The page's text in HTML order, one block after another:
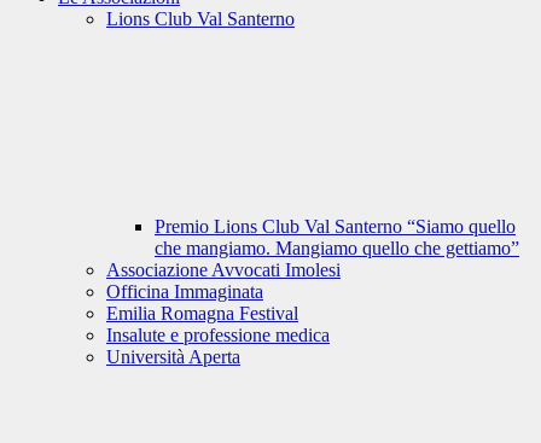
Lions Club Val Santerno
Premio Lions Club Val Santerno “Siamo quello
che mangiamo. Mangiamo quello che gettiamo”
Associazione Avvocati Imolesi
Officina Immaginata
Emilia Romagna Festival
Insalute e professione medica
Università Aperta